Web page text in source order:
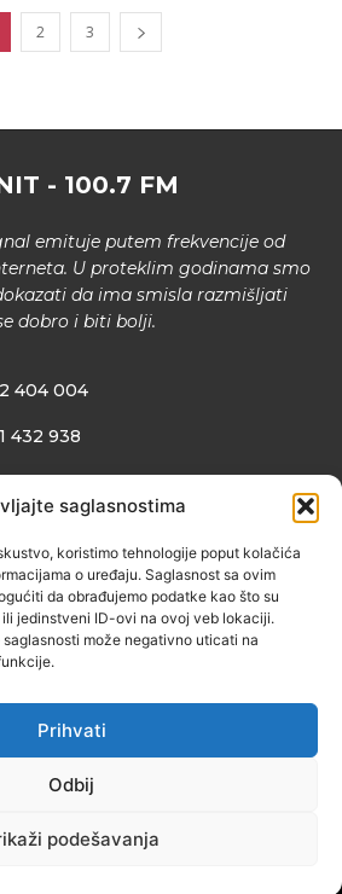
saglasnostima
koristimo tehnologije poput kolačića
o uređaju. Saglasnost sa ovim
da obrađujemo podatke kao što su
jedinstveni ID-ovi na ovoj veb lokaciji.
može negativno uticati na
Prihvati
Odbij
podešavanja
2 3
- 100.7 FM
emituje putem frekvencije od
U proteklim godinama smo
da ima smisla razmišljati
dobro i biti bolji.
404 004
432 938
3. SPRAT), 72000 ZENICA